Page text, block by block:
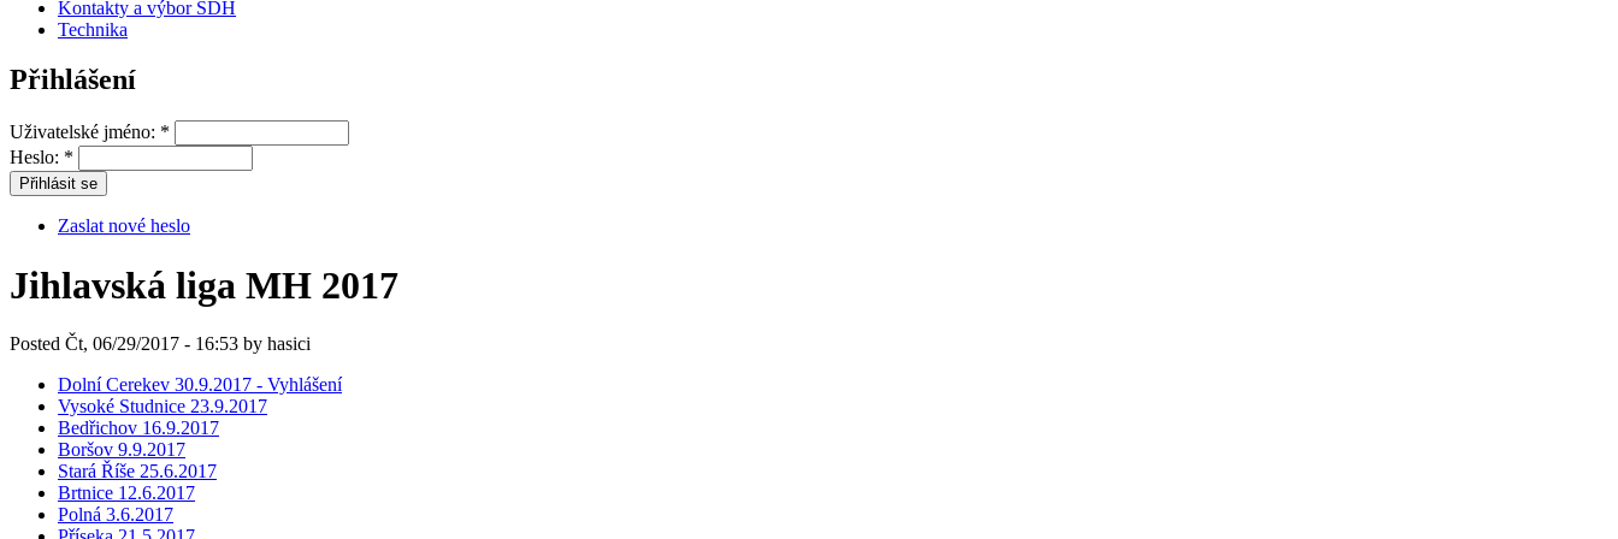
Kontakty a výbor SDH
Technika
Přihlášení
Uživatelské jméno: *
Heslo: *
Zaslat nové heslo
Jihlavská liga MH 2017
Posted Čt, 06/29/2017 - 16:53 by hasici
Dolní Cerekev 30.9.2017 - Vyhlášení
Vysoké Studnice 23.9.2017
Bedřichov 16.9.2017
Boršov 9.9.2017
Stará Říše 25.6.2017
Brtnice 12.6.2017
Polná 3.6.2017